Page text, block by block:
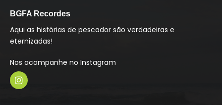
BGFA Recordes
Aqui as histórias de pescador são verdadeiras e
eternizadas!
Nos acompanhe no Instagram